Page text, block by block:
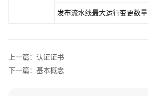
发布流水线最大运行变更数量
上一篇：认证证书
下一篇：基本概念